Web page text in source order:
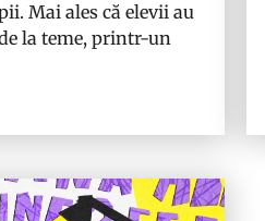
Mai ales că elevii au
la teme, printr-un